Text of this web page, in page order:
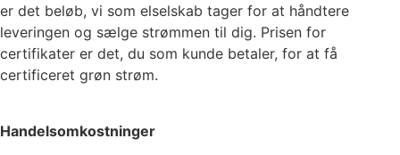
er det beløb, vi som elselskab tager for at håndtere
leveringen og sælge strømmen til dig. Prisen for
certifikater er det, du som kunde betaler, for at få
certificeret grøn strøm.
Handelsomkostninger